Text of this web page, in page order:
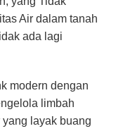
Air dalam tanah
ada lagi
modern dengan
limbah
layak buang